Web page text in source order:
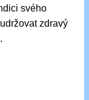
svého
zdravý